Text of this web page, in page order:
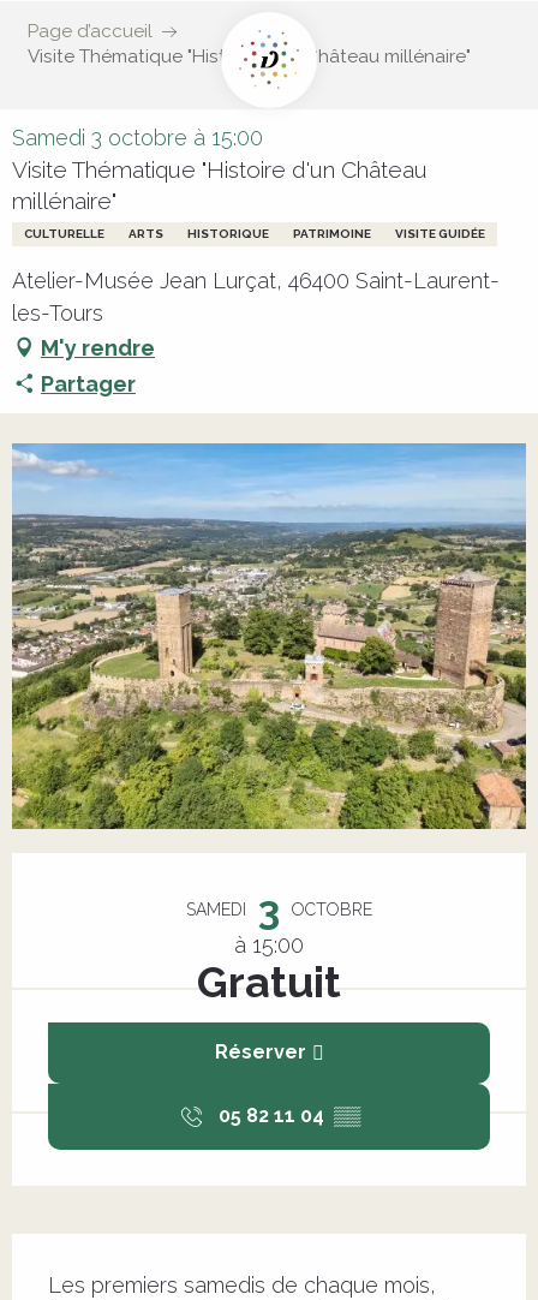
Page d’accueil
Visite Thématique "Histoire d'un Château millénaire"
Samedi 3 octobre à 15:00
Visite Thématique "Histoire d'un Château
millénaire"
CULTURELLE ARTS HISTORIQUE PATRIMOINE VISITE GUIDÉE
Atelier-Musée Jean Lurçat, 46400 Saint-Laurent-
les-Tours
M'y rendre
Partager
SAMEDI 3 OCTOBRE
à 15:00
Gratuit
Réserver
05 82 11 04 ▒▒
Les premiers samedis de chaque mois,